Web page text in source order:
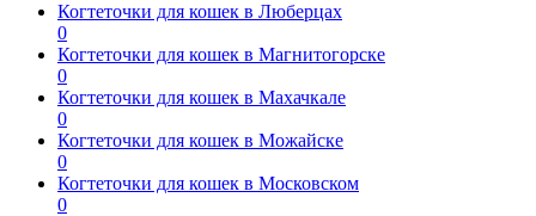
Когтеточки для кошек в Люберцах
0
Когтеточки для кошек в Магнитогорске
0
Когтеточки для кошек в Махачкале
0
Когтеточки для кошек в Можайске
0
Когтеточки для кошек в Московском
0